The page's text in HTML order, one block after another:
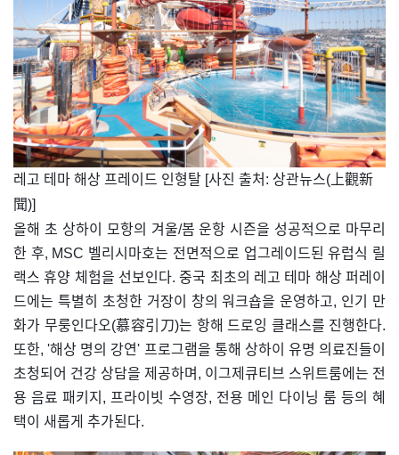
​레고 테마 해상 프레이드 인형탈 [사진 출처: 상관뉴스(上觀新
聞)]
올해 초 상하이 모항의 겨울/봄 운항 시즌을 성공적으로 마무리
한 후, MSC 벨리시마호는 전면적으로 업그레이드된 유럽식 릴
랙스 휴양 체험을 선보인다. 중국 최초의 레고 테마 해상 퍼레이
드에는 특별히 초청한 거장이 창의 워크숍을 운영하고, 인기 만
화가 무룽인다오(慕容引刀)는 항해 드로잉 클래스를 진행한다.
또한, '해상 명의 강연' 프로그램을 통해 상하이 유명 의료진들이
초청되어 건강 상담을 제공하며, 이그제큐티브 스위트룸에는 전
용 음료 패키지, 프라이빗 수영장, 전용 메인 다이닝 룸 등의 혜
택이 새롭게 추가된다.